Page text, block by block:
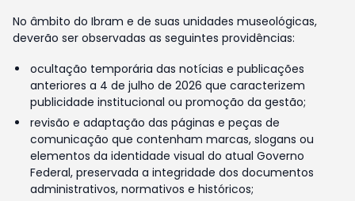
No âmbito do Ibram e de suas unidades museológicas,
deverão ser observadas as seguintes providências:
ocultação temporária das notícias e publicações
anteriores a 4 de julho de 2026 que caracterizem
publicidade institucional ou promoção da gestão;
revisão e adaptação das páginas e peças de
comunicação que contenham marcas, slogans ou
elementos da identidade visual do atual Governo
Federal, preservada a integridade dos documentos
administrativos, normativos e históricos;